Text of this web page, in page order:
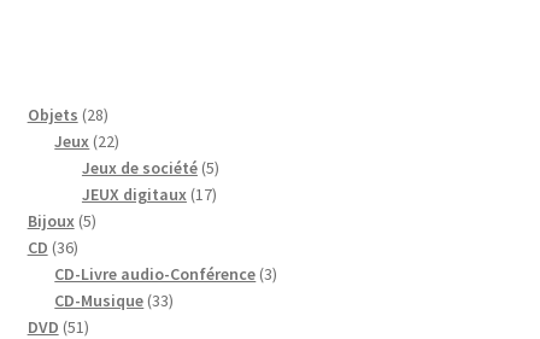
Objets 2828
produits
Jeux 2222
produits
Jeux de société 55
produits
JEUX digitaux 1717
Bijoux 55
CD 3636
produits
CD-Livre audio-Conférence 33
CD-Musique 3333
DVD 5151